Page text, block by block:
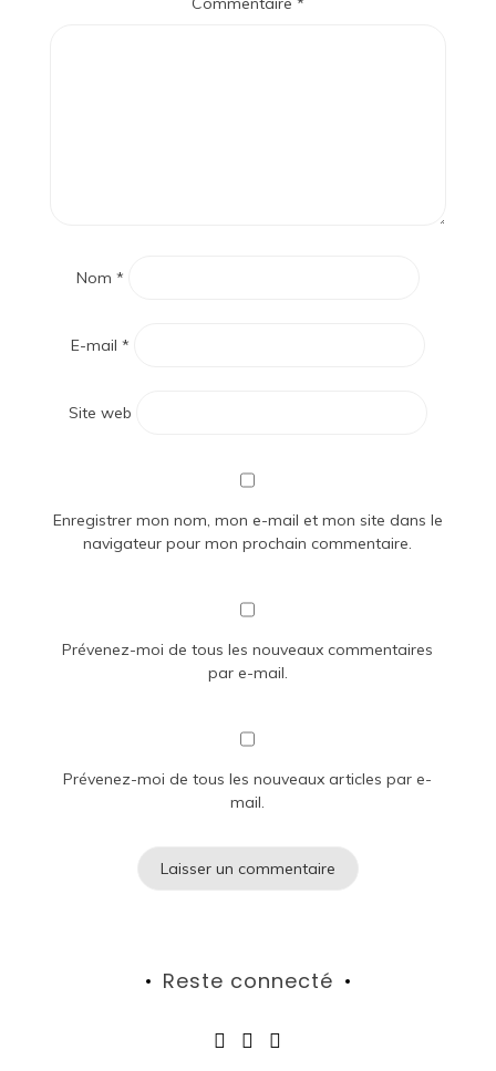
Nom *
E-mail *
Site web
Enregistrer mon nom, mon e-mail et mon site dans le
navigateur pour mon prochain commentaire.
Prévenez-moi de tous les nouveaux commentaires
par e-mail.
Prévenez-moi de tous les nouveaux articles par e-
mail.
Reste connecté